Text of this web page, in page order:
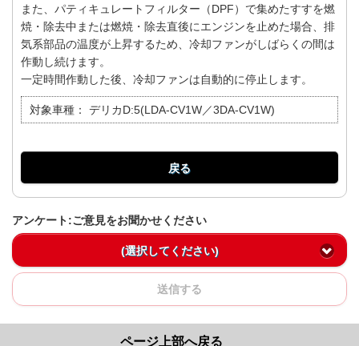
また、パティキュレートフィルター（DPF）で集めたすすを燃
焼・除去中または燃焼・除去直後にエンジンを止めた場合、排
気系部品の温度が上昇するため、冷却ファンがしばらくの間は
作動し続けます。
一定時間作動した後、冷却ファンは自動的に停止します。
対象車種： デリカD:5(LDA-CV1W／3DA-CV1W)
戻る
アンケート:ご意見をお聞かせください
(選択してください)
送信する
ページ上部へ戻る